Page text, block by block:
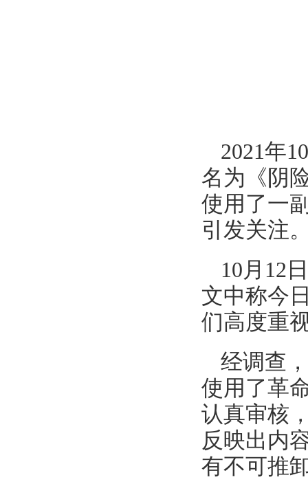
2021年
名为《阴
使用了一
引发关注
10月12
文中称今
们高度重
经调查
使用了革
认真审核
反映出内
有不可推